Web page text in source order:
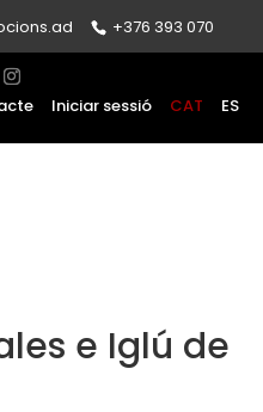
+376 393 070
Iniciar sessió CAT ES
e Iglú de